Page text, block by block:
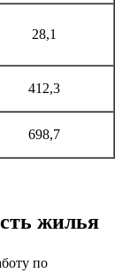
28,1
412,3
698,7
жилья
по